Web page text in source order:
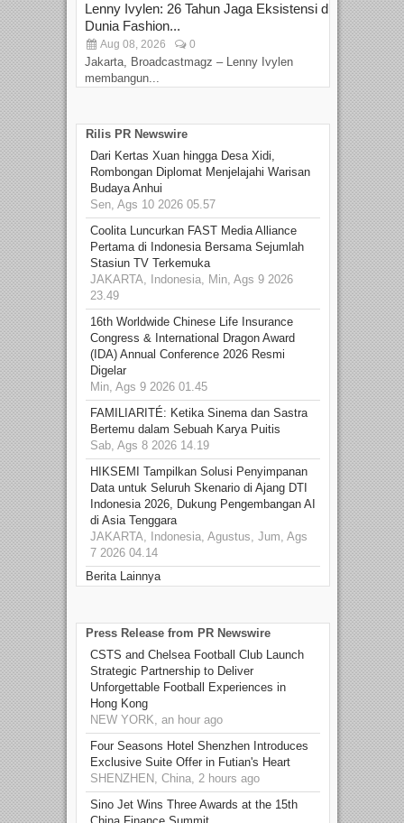
Lenny Ivylen: 26 Tahun Jaga Eksistensi di
Dunia Fashion...
Aug 08, 2026 0
Jakarta, Broadcastmagz – Lenny Ivylen
membangun...
Rilis PR Newswire
Dari Kertas Xuan hingga Desa Xidi,
Rombongan Diplomat Menjelajahi Warisan
Budaya Anhui
Sen, Ags 10 2026 05.57
Coolita Luncurkan FAST Media Alliance
Pertama di Indonesia Bersama Sejumlah
Stasiun TV Terkemuka
JAKARTA, Indonesia, Min, Ags 9 2026
23.49
16th Worldwide Chinese Life Insurance
Congress & International Dragon Award
(IDA) Annual Conference 2026 Resmi
Digelar
Min, Ags 9 2026 01.45
FAMILIARITÉ: Ketika Sinema dan Sastra
Bertemu dalam Sebuah Karya Puitis
Sab, Ags 8 2026 14.19
HIKSEMI Tampilkan Solusi Penyimpanan
Data untuk Seluruh Skenario di Ajang DTI
Indonesia 2026, Dukung Pengembangan AI
di Asia Tenggara
JAKARTA, Indonesia, Agustus, Jum, Ags
7 2026 04.14
Berita Lainnya
Press Release from PR Newswire
CSTS and Chelsea Football Club Launch
Strategic Partnership to Deliver
Unforgettable Football Experiences in
Hong Kong
NEW YORK, an hour ago
Four Seasons Hotel Shenzhen Introduces
Exclusive Suite Offer in Futian's Heart
SHENZHEN, China, 2 hours ago
Sino Jet Wins Three Awards at the 15th